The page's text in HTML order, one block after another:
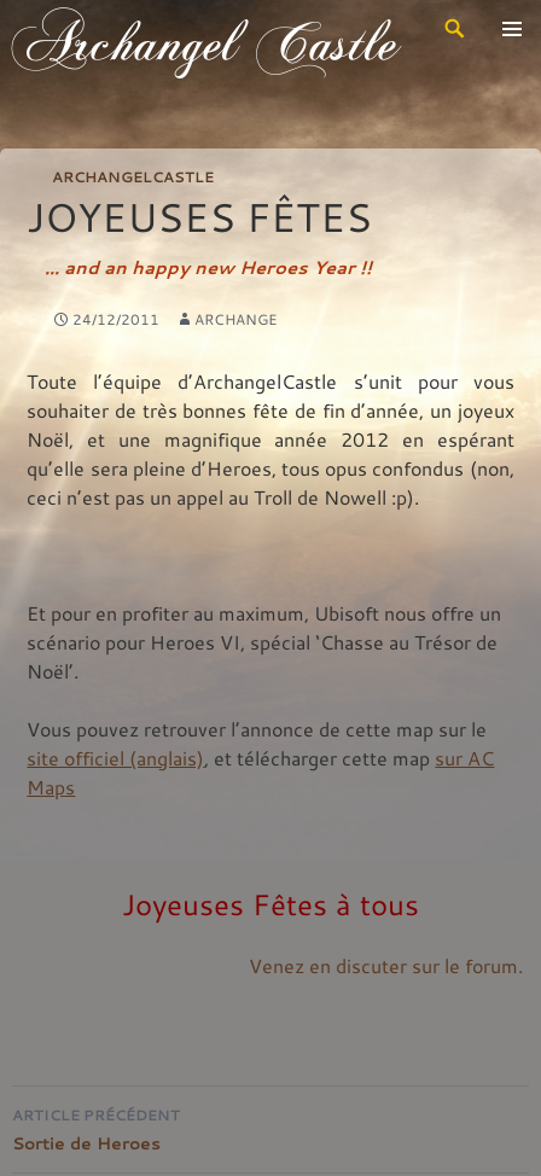
Archangel Castle
Recherche
Aller
contenu
principal
ARCHANGELCASTLE
JOYEUSES FÊTES
... and an happy new Heroes Year !!
24/12/2011 ARCHANGE
Toute l’équipe d’ArchangelCastle s’unit pour vous
souhaiter de très bonnes fête de fin d’année, un joyeux
Noël, et une magnifique année 2012 en espérant
qu’elle sera pleine d’Heroes, tous opus confondus (non,
ceci n’est pas un appel au Troll de Nowell :p).
Et pour en profiter au maximum, Ubisoft nous offre un
scénario pour Heroes VI, spécial ‘Chasse au Trésor de
Noël’.
Vous pouvez retrouver l’annonce de cette map sur le
site officiel (anglais), et télécharger cette map sur AC
Maps
Joyeuses Fêtes à tous
Venez en discuter sur le forum.
Navigation
de
ARTICLE PRÉCÉDENT
Sortie de Heroes